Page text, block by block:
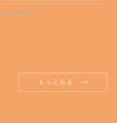
もっとみる